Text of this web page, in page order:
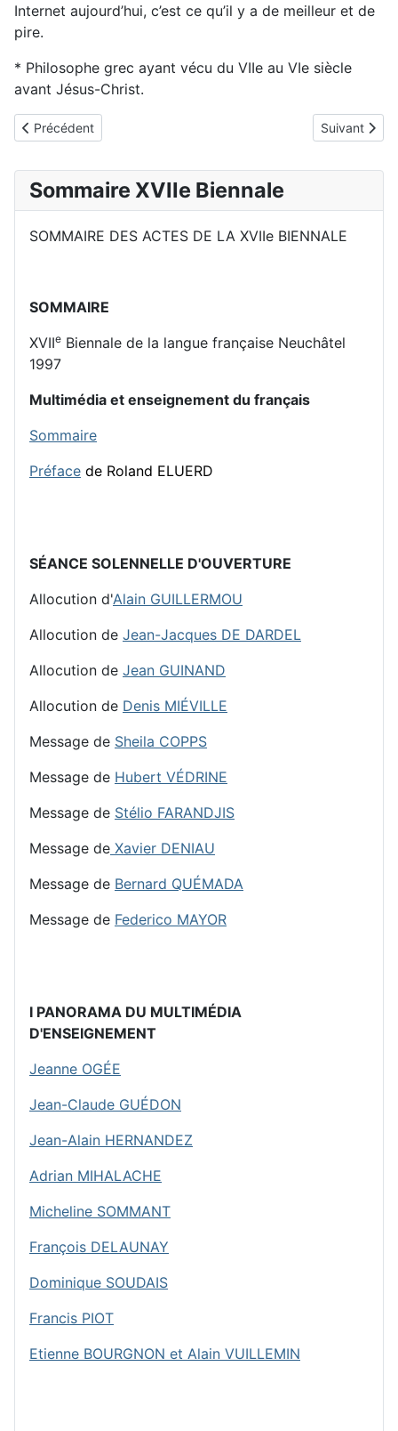
Sommaire XVIIe Biennale
SOMMAIRE DES ACTES DE LA XVIIe BIENNALE
SOMMAIRE
XVIIe Biennale de la langue française Neuchâtel
1997
Multimédia et enseignement du français
Sommaire
Préface de Roland ELUERD
SÉANCE SOLENNELLE D'OUVERTURE
Allocution d'Alain GUILLERMOU
Allocution de Jean-Jacques DE DARDEL
Allocution de Jean GUINAND
Allocution de Denis MIÉVILLE
Message de Sheila COPPS
Message de Hubert VÉDRINE
Message de Stélio FARANDJIS
Message de Xavier DENIAU
Message de Bernard QUÉMADA
Message de Federico MAYOR
I PANORAMA DU MULTIMÉDIA
D'ENSEIGNEMENT
Jeanne OGÉE
Jean-Claude GUÉDON
Jean-Alain HERNANDEZ
Adrian MIHALACHE
Micheline SOMMANT
François DELAUNAY
Dominique SOUDAIS
Francis PIOT
Etienne BOURGNON et Alain VUILLEMIN
Internet aujourd’hui, c’est ce qu’il y a de meilleur et de
pire.
* Philosophe grec ayant vécu du VIIe au VIe siècle
avant Jésus-Christ.
Article précédent : B17 Rabah Chibane
Précédent Article
Suivant